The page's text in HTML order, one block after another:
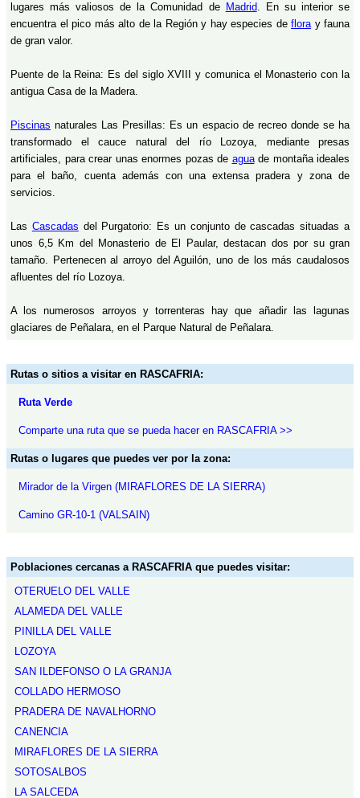
lugares más valiosos de la Comunidad de Madrid. En su interior se
encuentra el pico más alto de la Región y hay especies de floray fauna
de gran valor.
Puente de la Reina: Es del siglo XVIII y comunica el Monasterio con la
antigua Casa de la Madera.
Piscinas naturales Las Presillas: Es un espacio de recreo donde se ha
transformado el cauce natural del río Lozoya, mediante presas
artificiales, para crear unas enormes pozas de aguade montaña ideales
para el baño, cuenta además con una extensa pradera y zona de
servicios.
Las Cascadas del Purgatorio: Es un conjunto de cascadas situadas a
unos 6,5 Km del Monasterio de El Paular, destacan dos por su gran
tamaño. Pertenecen al arroyo del Aguilón, uno de los más caudalosos
afluentes del río Lozoya.
A los numerosos arroyos y torrenteras hay que añadir las lagunas
glaciares de Peñalara, en el Parque Natural de Peñalara.
Rutas o sitios a visitar en RASCAFRIA:
Ruta Verde
Comparte una ruta que se pueda hacer en RASCAFRIA >>
Rutas o lugares que puedes ver por la zona:
Mirador de la Virgen (MIRAFLORES DE LA SIERRA)
Camino GR-10-1 (VALSAIN)
Poblaciones cercanas a RASCAFRIA que puedes visitar:
OTERUELO DEL VALLE
ALAMEDA DEL VALLE
PINILLA DEL VALLE
LOZOYA
SAN ILDEFONSO O LA GRANJA
COLLADO HERMOSO
PRADERA DE NAVALHORNO
CANENCIA
MIRAFLORES DE LA SIERRA
SOTOSALBOS
LA SALCEDA